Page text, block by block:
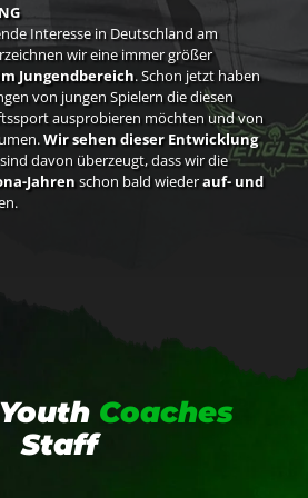
Interesse in Deutschland am
wir eine immer größer
Jungendbereich. Schon jetzt haben
von jungen Spielern die diesen
ausprobieren möchten und von
Wir sehen dieser Entwicklung
davon überzeugt, dass wir die
Jahren schon bald wiederauf- und
Coaches
Staff